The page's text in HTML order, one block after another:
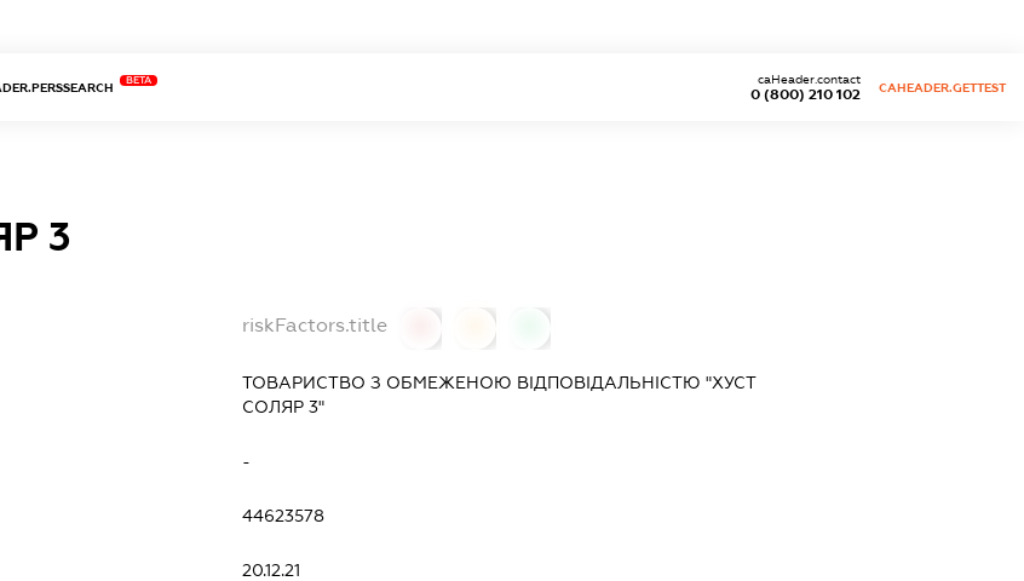
BETA
0 (800) 210 102
caHeader.contact
CAHEADER.GETTEST
3
riskFactors.title
ТОВАРИСТВО З ОБМЕЖЕНОЮ ВІДПОВІДАЛЬНІСТЮ "ХУСТ
СОЛЯР 3"
-
44623578
20.12.21